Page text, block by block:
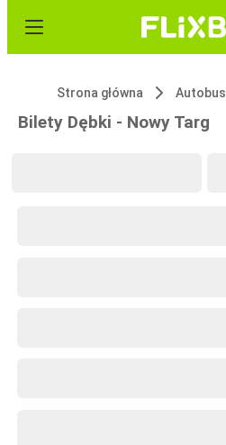
Strona główna Autobus
Bilety Dębki - Nowy Targ